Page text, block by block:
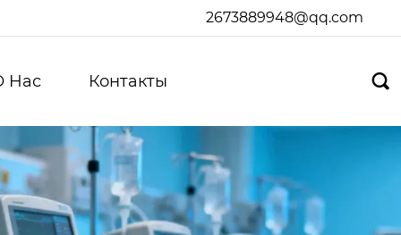
2673889948@qq.com
Hас Контакты 